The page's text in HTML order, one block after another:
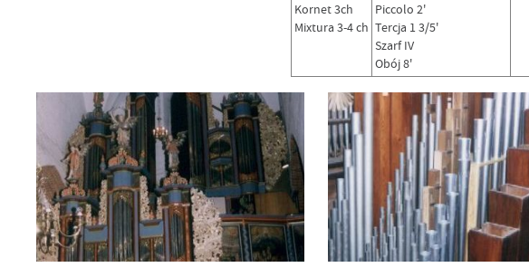
Kornet 3ch
Mixtura 3-4 ch
Piccolo 2'
Tercja 1 3/5'
Szarf IV
Obój 8'